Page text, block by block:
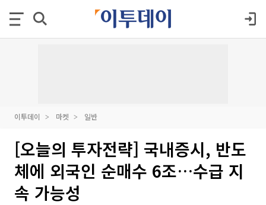
이투데이 마켓 일반
[오늘의 투자전략] 국내증시, 반도
체에 외국인 순매수 6조…수급 지
속 가능성